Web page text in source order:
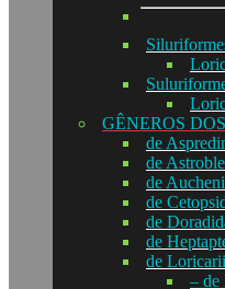
GÊNEROS
de
de
de
de
de
de
de
– de